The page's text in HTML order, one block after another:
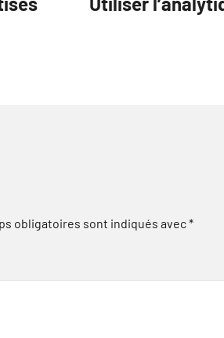
obligatoires sont indiqués avec*